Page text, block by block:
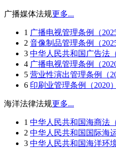
广播媒体法规更多...
1 广播电视管理条例（2025
2 音像制品管理条例（2025
3 中华人民共和国广告法（
4 广播电视管理条例（2020
5 营业性演出管理条例（
6 印刷业管理条例（2020）
海洋法律法规更多...
1 中华人民共和国海商法（
2 中华人民共和国国际海
3 中华人民共和国海洋环